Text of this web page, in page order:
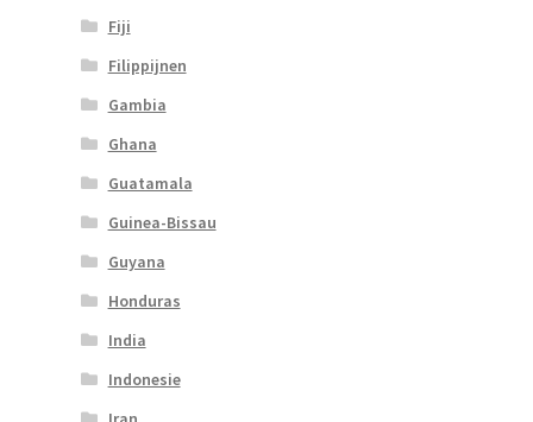
Fiji
Filippijnen
Gambia
Ghana
Guatamala
Guinea-Bissau
Guyana
Honduras
India
Indonesie